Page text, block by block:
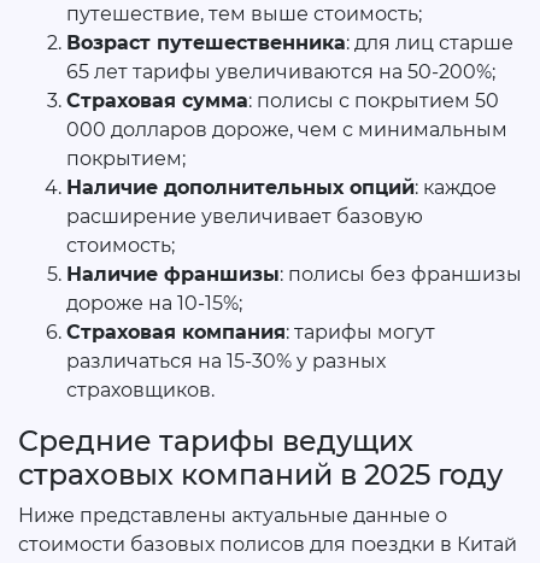
путешествие, тем выше стоимость;
Возраст путешественника: для лиц старше
65 лет тарифы увеличиваются на 50-200%;
Страховая сумма: полисы с покрытием 50
000 долларов дороже, чем с минимальным
покрытием;
Наличие дополнительных опций: каждое
расширение увеличивает базовую
стоимость;
Наличие франшизы: полисы без франшизы
дороже на 10-15%;
Страховая компания: тарифы могут
различаться на 15-30% у разных
страховщиков.
Средние тарифы ведущих
страховых компаний в 2025 году
Ниже представлены актуальные данные о
стоимости базовых полисов для поездки в Китай